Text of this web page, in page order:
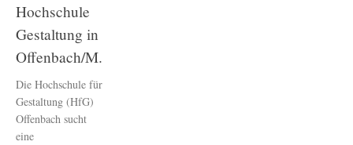
Hochschule
Gestaltung in
Offenbach/M.
Die Hochschule für
Gestaltung (HfG)
Offenbach sucht
eine